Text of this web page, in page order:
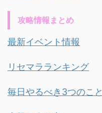
攻略情報まとめ
最新イベント情報
リセマラランキング
毎日やるべき3つのこと